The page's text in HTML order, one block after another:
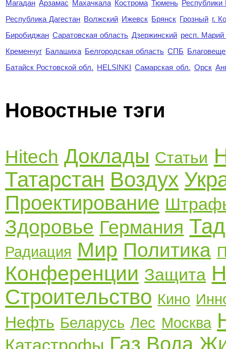
Магадан Арзамас Махачкала Кострома Тюмень Республики
Республика Дагестан Волжский Ижевск Брянск Грозный г.
Биробиджан Саратовская область Дзержинский респ.
Кременчуг Балашиха Белгородская область СПБ
Батайск Ростовской обл. HELSINKI Самарская обл. Орск
Новостные тэги
Hitech Доклады Статьи
Татарстан Воздух
Проектирование
Здоровье Германия
Радиация Мир Политика
Конференции Защита
Строительство Кино
Нефть Беларусь Лес Москва
Катастрофы Газ Вода